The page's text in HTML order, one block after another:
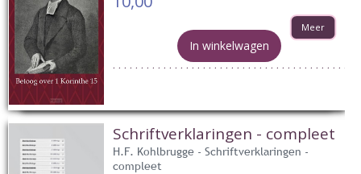
Meer
In winkelwagen
Schriftverklaringen - compleet
H.F. Kohlbrugge - Schriftverklaringen -
compleet